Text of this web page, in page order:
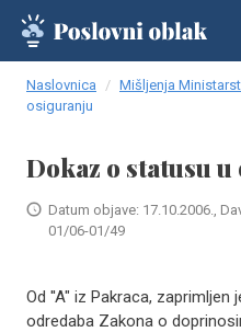
Naslovnica Mišljenja
osiguranju
Dokaz o statusu
Datum objave: 17.10.2006.,
01/06-01/49
Od ''A" iz Pakraca, zaprimljen
odredaba Zakona o